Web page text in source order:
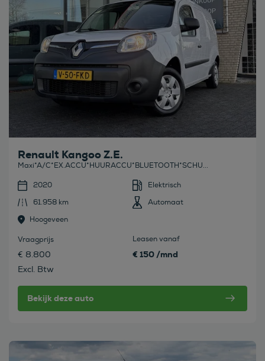
Renault Kangoo Z.E.
Maxi*A/C*EX.ACCU*HUURACCU*BLUETOOTH*SCHU...
2020
Elektrisch
61.958 km
Automaat
Hoogeveen
Vraagprijs
€ 8.800
Excl. Btw
Leasen vanaf
€ 150 /mnd
Bekijk deze auto
Bekijk deze auto